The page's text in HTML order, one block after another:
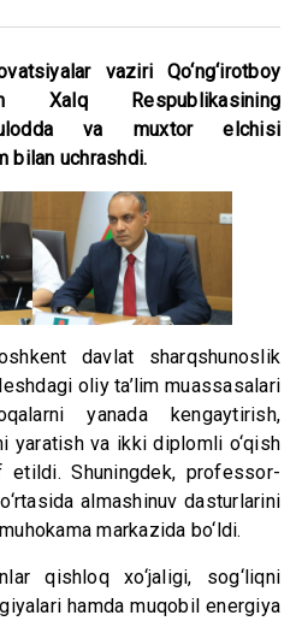
vaziri Qo‘ng‘irotboy
Xalq Respublikasining
va muxtor elchisi
bilan uchrashdi.
davlat sharqshunoslik
oliy ta’lim muassasalari
yanada kengaytirish,
yaratish va ikki diplomli o‘qish
Shuningdek, professor-
almashinuv dasturlarini
markazida bo‘ldi.
qishloq xo‘jaligi, sog‘liqni
hamda muqobil energiya